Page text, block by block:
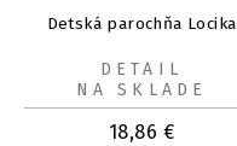
Detská parochňa Locika
18,86 €
DETAIL
NA SKLADE